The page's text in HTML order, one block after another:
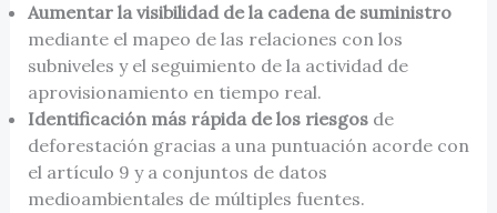
Aumentar la visibilidad de la cadena de suministro
mediante el mapeo de las relaciones con los
subniveles y el seguimiento de la actividad de
aprovisionamiento en tiempo real.
Identificación más rápida de los riesgos de
deforestación gracias a una puntuación acorde con
el artículo 9 y a conjuntos de datos
medioambientales de múltiples fuentes.